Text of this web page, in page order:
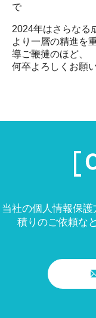
で
2024年はさらなる
より一層の精進を
導ご鞭撻のほど、
何卒よろしくお願
当社の個人情報保
積りのご依頼など